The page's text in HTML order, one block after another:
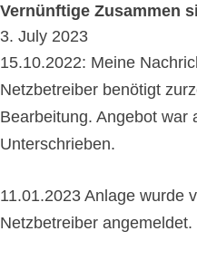
Vernünftige Zusammen
3. July 2023
15.10.2022: Meine
Netzbetreiber benötigt
Bearbeitung. Angebot war
Unterschrieben.
11.01.2023 Anlage wurde
Netzbetreiber angemeldet.